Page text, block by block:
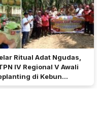
Ritual Adat Ngudas,
IV Regional V Awali
di Kebun